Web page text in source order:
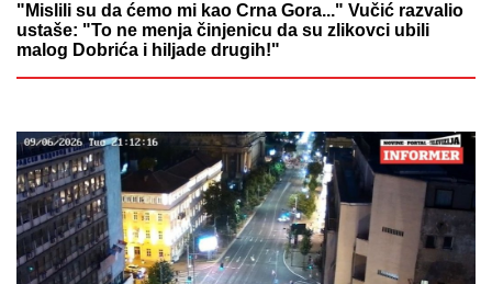
"Mislili su da ćemo mi kao Crna Gora..." Vučić razvalio
ustaše: "To ne menja činjenicu da su zlikovci ubili
malog Dobrića i hiljade drugih!"